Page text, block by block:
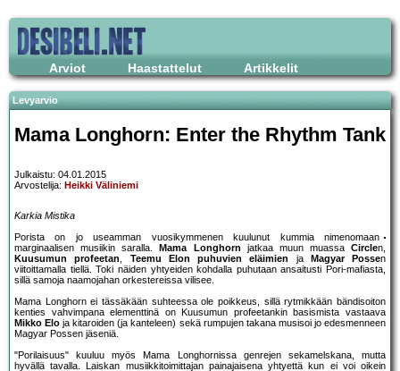
Arviot Haastattelut Artikkelit
Levyarvio
Mama Longhorn: Enter the Rhythm Tank
Julkaistu: 04.01.2015
Arvostelija: Heikki Väliniemi
Karkia Mistika
Porista on jo useamman vuosikymmenen kuulunut kummia nimenomaan
marginaalisen musiikin saralla.
Mama Longhorn jatkaa muun muassa Circlen,
Kuusumun profeetan, Teemu Elon puhuvien eläimien ja Magyar Possen
viitoittamalla tiellä. Toki näiden yhtyeiden kohdalla puhutaan ansaitusti Pori-mafiasta,
sillä samoja naamojahan orkestereissa vilisee.
Mama Longhorn ei tässäkään suhteessa ole poikkeus, sillä rytmikkään bändisoiton
kenties vahvimpana elementtinä on Kuusumun profeetankin basismista vastaava
Mikko Elo ja kitaroiden (ja kanteleen) sekä rumpujen takana musisoi jo edesmenneen
Magyar Possen jäseniä.
"Porilaisuus" kuuluu myös Mama Longhornissa genrejen sekamelskana, mutta
hyvällä tavalla. Laiskan musiikkitoimittajan painajaisena yhtyettä kun ei voi oikein